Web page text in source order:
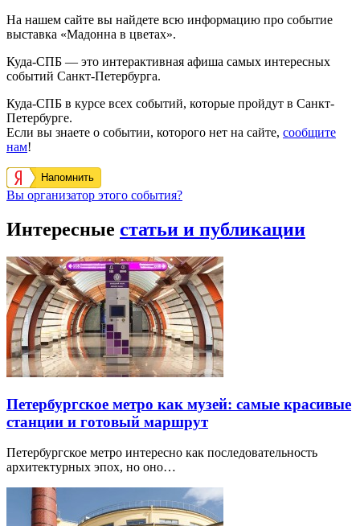
На нашем сайте вы найдете всю информацию про событие
выставка «Мадонна в цветах».
Куда-СПБ — это интерактивная афиша самых интересных
событий Санкт-Петербурга.
Куда-СПБ в курсе всех событий, которые пройдут в Санкт-
Петербурге.
Если вы знаете о событии, которого нет на сайте, сообщите
нам!
Напомнить
Вы организатор этого события?
Интересные статьи и публикации
Петербургское метро как музей: самые красивые
станции и готовый маршрут
Петербургское метро интересно как последовательность
архитектурных эпох, но оно…